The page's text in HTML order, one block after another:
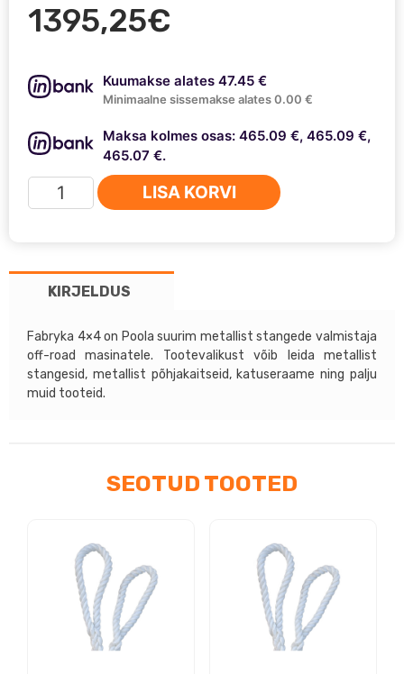
1395,25€
Kuumakse alates 47.45 €
Minimaalne sissemakse alates 0.00 €
Maksa kolmes osas: 465.09 €, 465.09 €,
465.07 €.
MITSUBISHI
PAJERO
08
4x4
metallist
tagastange
kogus
LISA KORVI
KIRJELDUS
Fabryka 4×4 on Poola suurim metallist stangede valmistaja
off-road masinatele. Tootevalikust võib leida metallist
stangesid, metallist põhjakaitseid, katuseraame ning palju
muid tooteid.
SEOTUD TOOTED